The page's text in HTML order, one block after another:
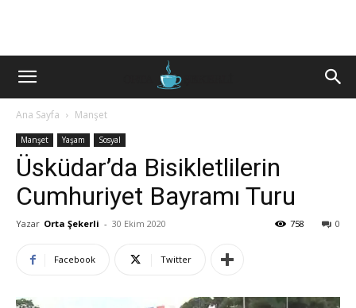
Ana Sayfa Manşet
Manşet Yaşam Sosyal
Üsküdar’da Bisikletlilerin
Cumhuriyet Bayramı Turu
Yazar Orta Şekerli - 30 Ekim 2020 0
758
Facebook Twitter